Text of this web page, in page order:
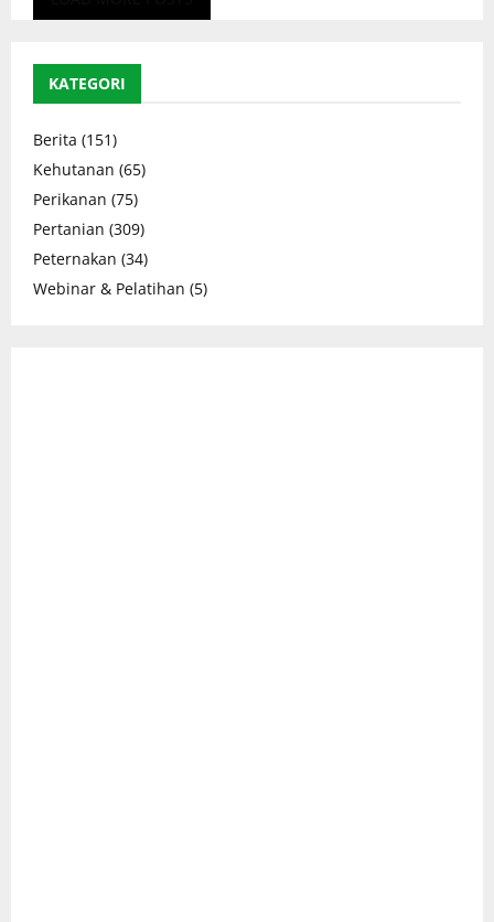
KATEGORI
Berita (151)
Kehutanan (65)
Perikanan (75)
Pertanian (309)
Peternakan (34)
Webinar & Pelatihan (5)